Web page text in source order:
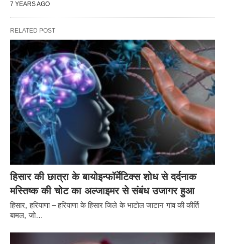
7 YEARS AGO
RELATED POST
हिसार की छात्रा के बायोइन्फॉर्मेटिक्स शोध से दर्दनाक
मस्तिष्क की चोट का अल्जाइमर से संबंध उजागर हुआ
हिसार, हरियाणा – हरियाणा के हिसार जिले के भाटोल जाटान गांव की कीर्ति
बामल, जो…